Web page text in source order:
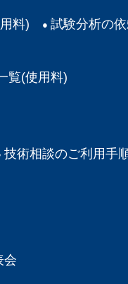
料) 試験分析の
覧(使用料)
技術相談のご利用手
会